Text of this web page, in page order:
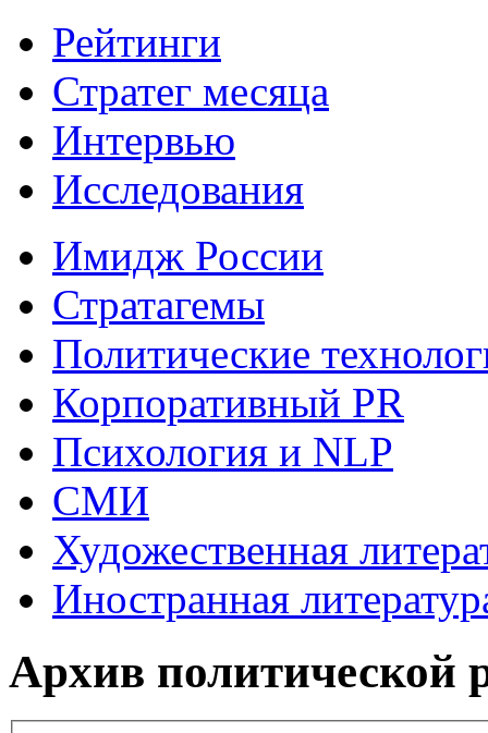
Рейтинги
Стратег месяца
Интервью
Исследования
Имидж России
Стратагемы
Политические
Корпоративный PR
Психология и NLP
СМИ
Художественная
Иностранная
Архив политической